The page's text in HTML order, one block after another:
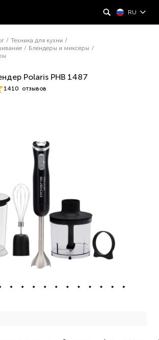
RU
/ Техника для кухни /
/ Блендеры и миксеры /
Polaris PHB 1487
1410 отзывов